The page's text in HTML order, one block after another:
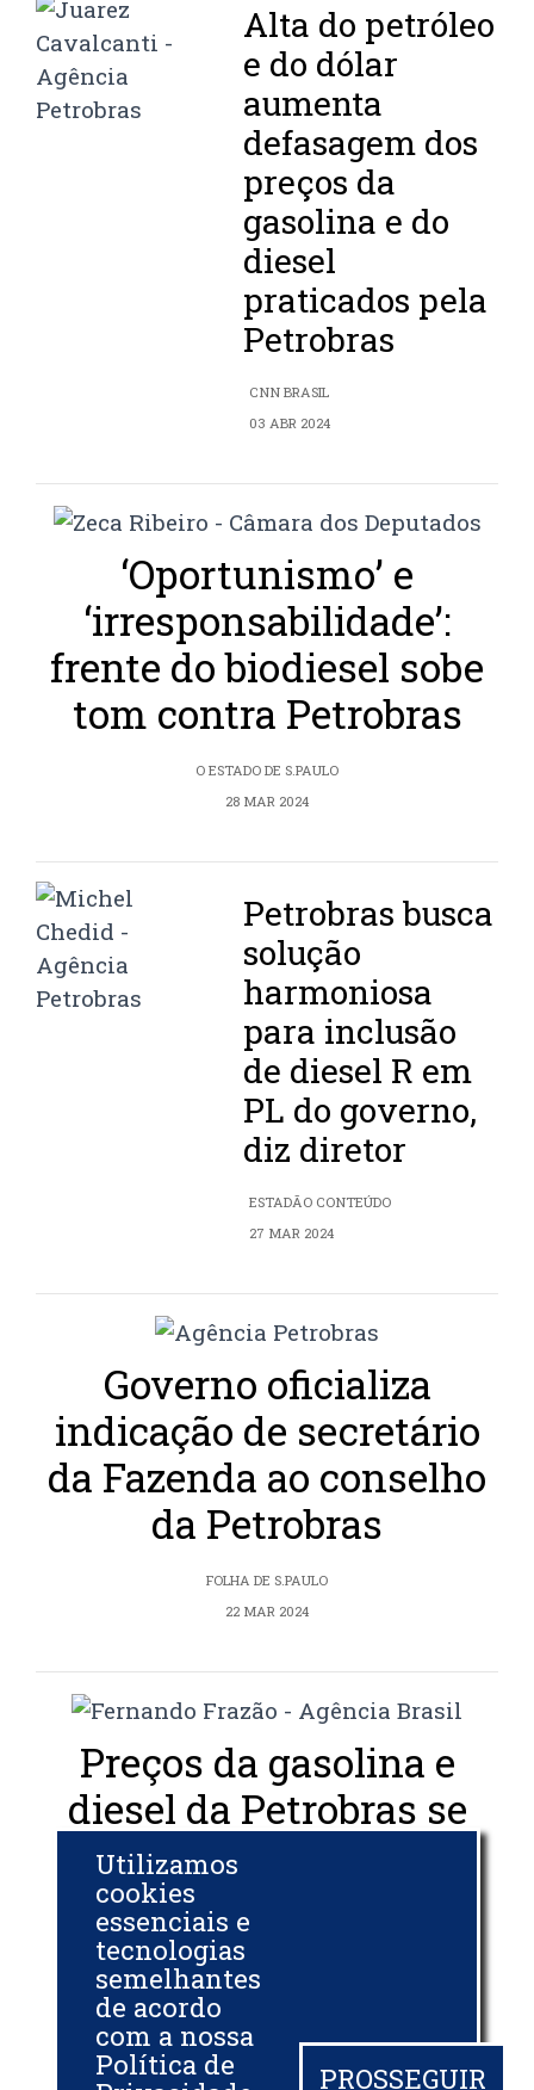
Alta do petróleo
e do dólar
aumenta
defasagem dos
preços da
gasolina e do
diesel
praticados pela
Petrobras
CNN BRASIL
03 ABR 2024
‘Oportunismo’ e
‘irresponsabilidade’:
frente do biodiesel sobe
tom contra Petrobras
O ESTADO DE S.PAULO
28 MAR 2024
Petrobras busca
solução
harmoniosa
para inclusão
de diesel R em
PL do governo,
diz diretor
ESTADÃO CONTEÚDO
27 MAR 2024
Governo oficializa
indicação de secretário
da Fazenda ao conselho
da Petrobras
FOLHA DE S.PAULO
22 MAR 2024
Preços da gasolina e
diesel da Petrobras se
afastam dos
internacionais com
avanço do petróleo
VALOR ECONÔMICO
21 MAR 2024
Utilizamos
cookies
essenciais e
tecnologias
semelhantes
de acordo
com a nossa
Política de
PROSSEGUIR